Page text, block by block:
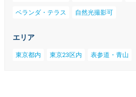
ベランダ・テラス 自然光撮影可
エリア
東京都内 東京23区内 表参道・青山